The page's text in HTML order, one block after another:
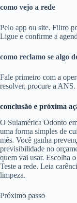
como vejo a rede
Pelo app ou site. Filtro
Ligue e confirme a
como reclamo se algo
Fale primeiro com a
resolver, procure a ANS.
conclusão e próxima
O Sulamérica Odonto
uma forma simples de
mês. Você ganha
previsibilidade no
quem vai usar. Escolha
Teste a rede. Leia
limpeza.
Próximo passo